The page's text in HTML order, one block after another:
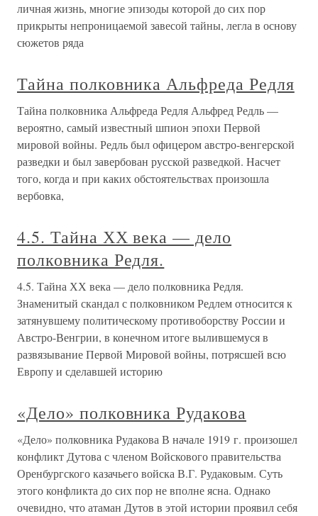
личная жизнь, многие эпизоды которой до сих пор
прикрыты непроницаемой завесой тайны, легла в основу
сюжетов ряда
Тайна полковника Альфреда Редля
Тайна полковника Альфреда Редля Альфред Редль —
вероятно, самый известный шпион эпохи Первой
мировой войны. Редль был офицером австро-венгерской
разведки и был завербован русской разведкой. Насчет
того, когда и при каких обстоятельствах произошла
вербовка,
4.5. Тайна ХХ века — дело
полковника Редля.
4.5. Тайна ХХ века — дело полковника Редля.
Знаменитый скандал с полковником Редлем относится к
затянувшему политическому противоборству России и
Австро-Венгрии, в конечном итоге вылившемуся в
развязывание Первой Мировой войны, потрясшей всю
Европу и сделавшей историю
«Дело» полковника Рудакова
«Дело» полковника Рудакова В начале 1919 г. произошел
конфликт Дутова с членом Войскового правительства
Оренбургского казачьего войска В.Г. Рудаковым. Суть
этого конфликта до сих пор не вполне ясна. Однако
очевидно, что атаман Дутов в этой истории проявил себя